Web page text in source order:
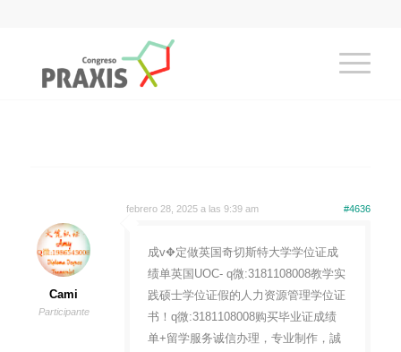
febrero 28, 2025 a las 9:39 am #4636
Cami
Participante
成v✥定做英国奇切斯特大学学位证成
绩单英国UOC- q微:3181108008教学实
践硕士学位证假的人力资源管理学位证
书！q微:3181108008购买毕业证成绩
单+留学服务诚信办理，专业制作，誠